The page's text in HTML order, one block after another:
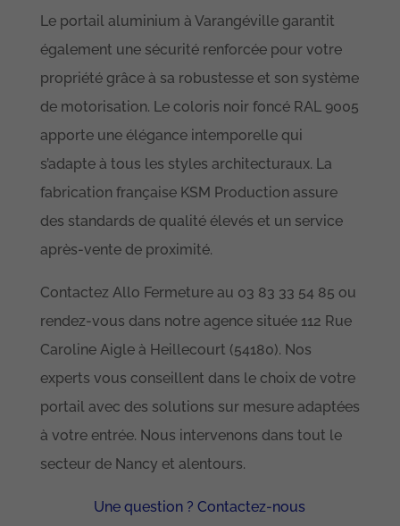
Le portail aluminium à Varangéville garantit
également une sécurité renforcée pour votre
propriété grâce à sa robustesse et son système
de motorisation. Le coloris noir foncé RAL 9005
apporte une élégance intemporelle qui
s’adapte à tous les styles architecturaux. La
fabrication française KSM Production assure
des standards de qualité élevés et un service
après-vente de proximité.
Contactez Allo Fermeture au 03 83 33 54 85 ou
rendez-vous dans notre agence située 112 Rue
Caroline Aigle à Heillecourt (54180). Nos
experts vous conseillent dans le choix de votre
portail avec des solutions sur mesure adaptées
à votre entrée. Nous intervenons dans tout le
secteur de Nancy et alentours.
Une question ? Contactez-nous
Ces cookies ne
facultatifs. Ils
sont
fonctionnement